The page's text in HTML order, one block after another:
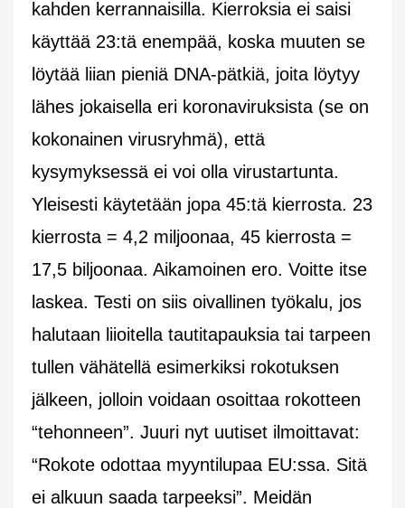
kahden kerrannaisilla. Kierroksia ei saisi
käyttää 23:tä enempää, koska muuten se
löytää liian pieniä DNA-pätkiä, joita löytyy
lähes jokaisella eri koronaviruksista (se on
kokonainen virusryhmä), että
kysymyksessä ei voi olla virustartunta.
Yleisesti käytetään jopa 45:tä kierrosta. 23
kierrosta = 4,2 miljoonaa, 45 kierrosta =
17,5 biljoonaa. Aikamoinen ero. Voitte itse
laskea. Testi on siis oivallinen työkalu, jos
halutaan liioitella tautitapauksia tai tarpeen
tullen vähätellä esimerkiksi rokotuksen
jälkeen, jolloin voidaan osoittaa rokotteen
“tehonneen”. Juuri nyt uutiset ilmoittavat:
“Rokote odottaa myyntilupaa EU:ssa. Sitä
ei alkuun saada tarpeeksi”. Meidän